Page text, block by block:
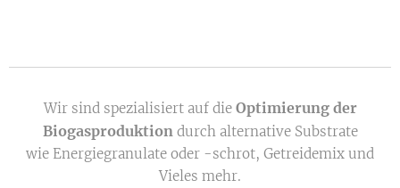
Wir sind spezialisiert auf die Optimierung der
Biogasproduktion durch alternative Substrate
wie Energiegranulate oder -schrot, Getreidemix und
Vieles mehr.